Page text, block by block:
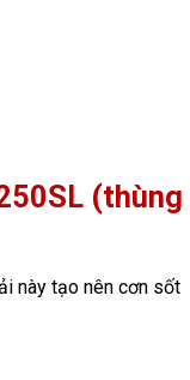
(thùng
này tạo nên cơn sốt